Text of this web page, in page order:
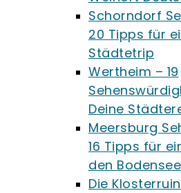
Schorndorf
20 Tipps für
Städtetrip
Wertheim – 19
Deine
Meersburg
16 Tipps für
den Bodensee
Die